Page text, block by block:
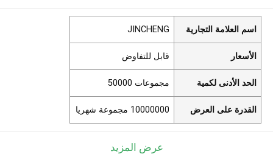
اسم العلامة التجارية JINCHENG
الأسعار قابل للتفاوض
الحد الأدنى لكمية مجموعات 50000
القدرة على العرض 10000000 مجموعة شهريا
عرض المزيد